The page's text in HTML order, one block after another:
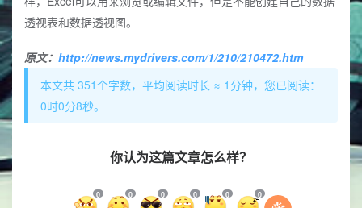
透视表和数据透视图。
原文： http://news.mydrivers.com/1/210/210472.htm
本文共 351个字数，平均阅读时长 ≈ 1分钟，您已阅读：
0时0分9秒。
你认为这篇文章怎么样？
0 0 0 0 0 0